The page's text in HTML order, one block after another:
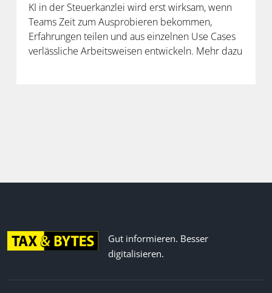
KI in der Steuerkanzlei wird erst wirksam, wenn
Teams Zeit zum Ausprobieren bekommen,
Erfahrungen teilen und aus einzelnen Use Cases
verlässliche Arbeitsweisen entwickeln. Mehr dazu
Gut informieren. Besser
digitalisieren.